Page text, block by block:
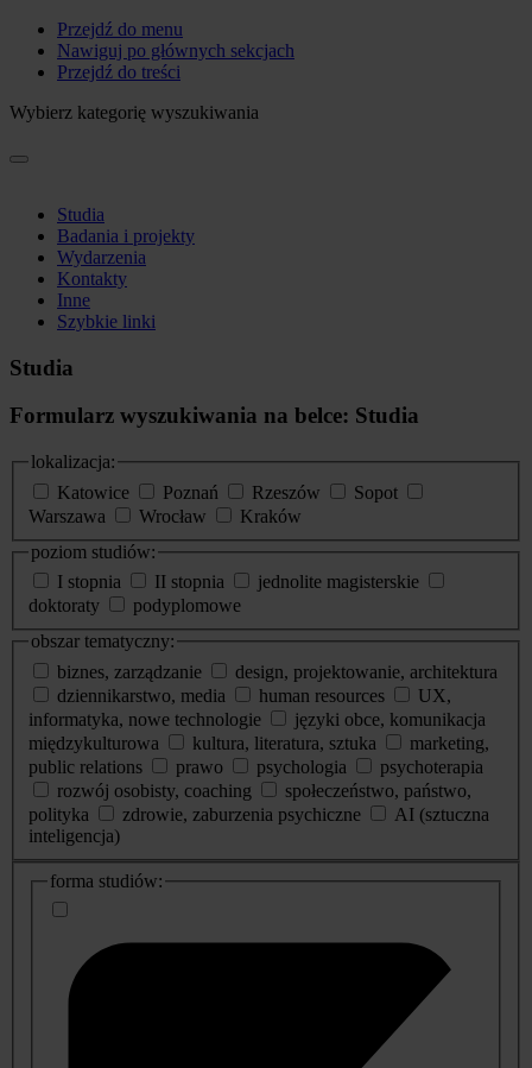
Przejdź do menu
Nawiguj po głównych sekcjach
Przejdź do treści
Wybierz kategorię wyszukiwania
Studia
Badania i projekty
Wydarzenia
Kontakty
Inne
Szybkie linki
Studia
Formularz wyszukiwania na belce: Studia
lokalizacja:
Katowice
Poznań Rzeszów
Sopot
Warszawa
Wrocław
Kraków
poziom studiów:
I stopnia
II stopnia
jednolite magisterskie
doktoraty
podyplomowe
obszar tematyczny:
biznes, zarządzanie
design, projektowanie, architektura
dziennikarstwo, media
human resources
UX,
informatyka, nowe technologie
języki obce, komunikacja
międzykulturowa
kultura, literatura, sztuka
marketing,
public relations
prawo psychologia
psychoterapia
rozwój osobisty, coaching
społeczeństwo, państwo,
polityka
zdrowie, zaburzenia psychiczne
AI (sztuczna
inteligencja)
dodatkowe
informacje
forma studiów: